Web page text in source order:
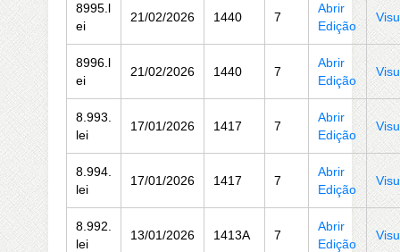
8995.l
ei
21/02/2026 1440 7
Abrir
Edição
8996.l
ei
21/02/2026 1440 7
Abrir
Edição
8.993.
lei
17/01/2026 1417 7
Abrir
Edição
8.994.
lei
17/01/2026 1417 7
Abrir
Edição
8.992.
lei
13/01/2026 1413A 7
Abrir
Edição